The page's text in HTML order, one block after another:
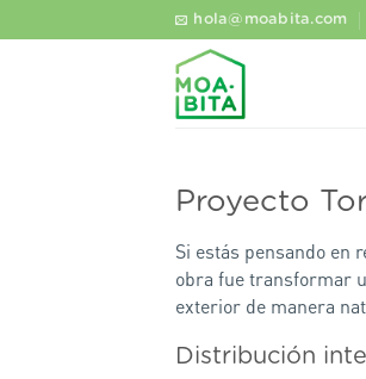
al
hola@moabita.com
Proyecto
Si estás pensando en
obra fue transformar
exterior de manera
Distribución